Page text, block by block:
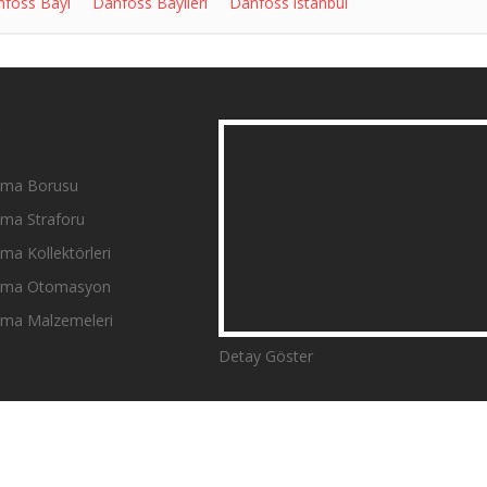
Borusu
Straforu
Kollektörleri
Otomasyon
Malzemeleri
Detay Göster